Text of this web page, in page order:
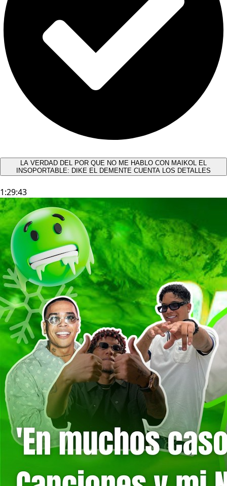
LA VERDAD DEL POR QUE NO ME HABLO CON MAIKOL EL
INSOPORTABLE: DIKE EL DEMENTE CUENTA LOS DETALLES
1:29:43